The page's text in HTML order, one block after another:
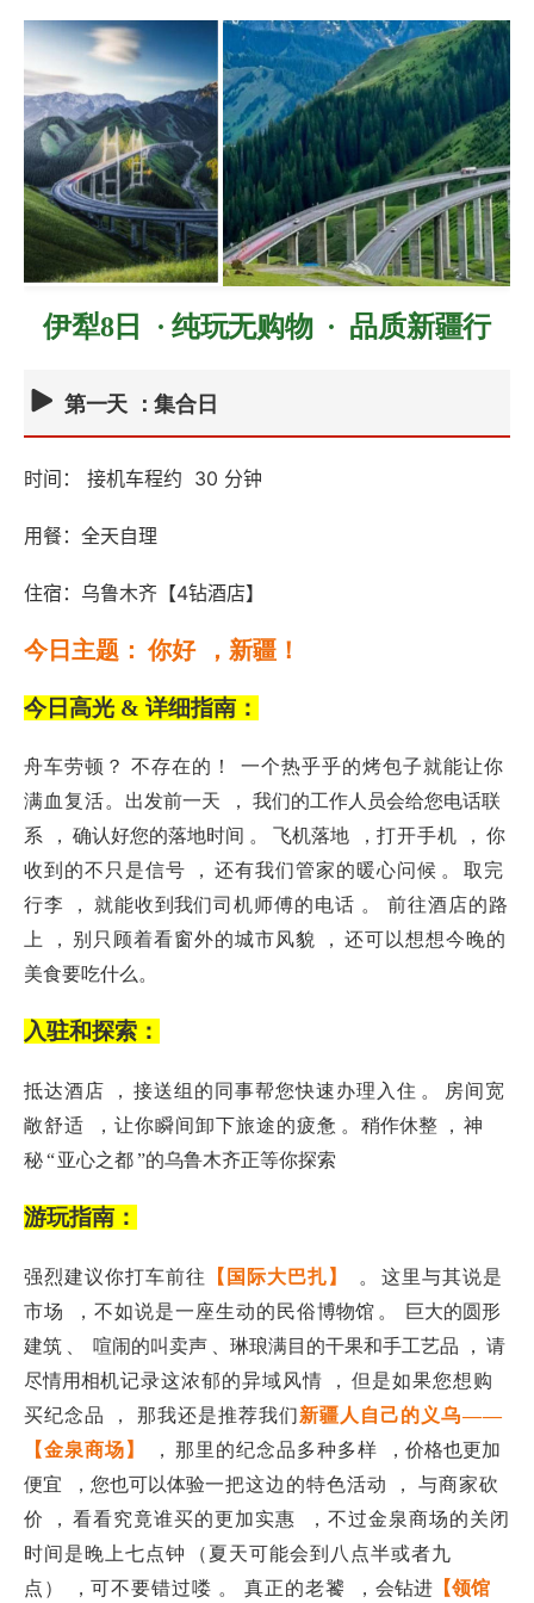
伊犁8日 · 纯玩无购物 · 品质新疆行
第一天 ：集合日
时间： 接机车程约 30 分钟
用餐：全天自理
住宿：乌鲁木齐【4钻酒店】
今日主题： 你好 ，新疆！
今日高光 & 详细指南：
舟车劳顿？ 不存在的！
一个热乎乎的烤包子就能让你
满血复活。 出发前一天
， 我们的工作人员会给您电话联
系
， 确认好您的落地时间 。 飞机落地 ， 打开手机 ， 你
收到的不只是信号 ， 还有我们管家的暖心问候 。
取完
行李 ，
就能收到我们司机师傅的电话 。 前往酒店的路
上 ，
别只顾着看窗外的城市风貌 ， 还可以想想今晚的
美食要吃什么。
入驻和探索：
抵达酒店 ， 接送组的同事帮您快速办理入住 。
房间宽
敞舒适
，让你瞬间卸下旅途的疲惫 。 稍作休整 ， 神
秘“亚心之都”的乌鲁木齐正等你探索
游玩指南：
强烈建议你打车前往 【国际大巴扎】 。
这里与其说是
市场
，不如说是一座生动的民俗博物馆 。
巨大的圆形
建筑
喧闹的叫卖声 、琳琅满目的干果和手工艺品 ， 请
尽情用相机记录这浓郁的异域风情 ， 但是如果您想购
买纪念品 ， 那我还是推荐我们新疆人自己的义乌——
【金泉商场】
， 那里的纪念品多种多样
，价格也更加
便宜
，您也可以体验一把这边的特色活动 ，
与商家砍
价 ， 看看究竟谁买的更加实惠 ，不过金泉商场的关闭
时间是晚上七点钟
（夏天可能会到八点半或者九
点 ） ， 可不要错过喽 。 真正的老饕 ， 会钻进 【领馆